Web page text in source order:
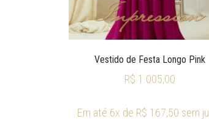
Vestido de Festa Longo Pink
R$ 1.005,00
Em até 6x de R$ 167,50 sem